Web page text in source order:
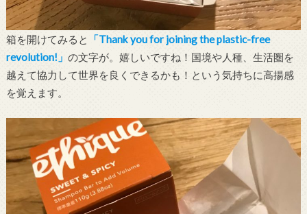
箱を開けてみると
「Thank you for joining the plastic-free
revolution!」 の文字が。嬉しいですね！国境や人種、生活圏を
越えて協力して世界を良くできるかも！という気持ちに高揚感
を覚えます。